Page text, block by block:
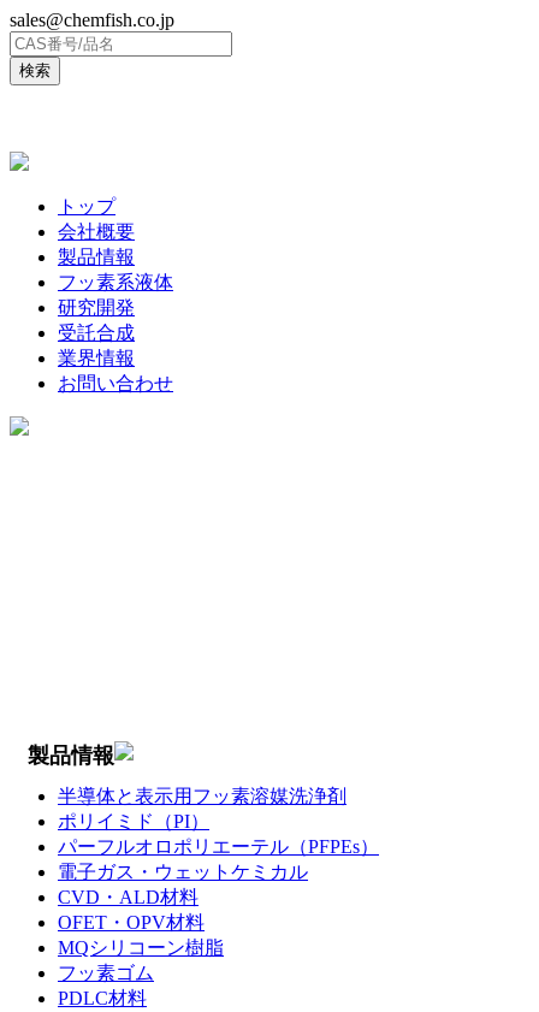
sales@chemfish.co.jp
トップ
会社概要
製品情報
フッ素系液体
研究開発
受託合成
業界情報
お問い合わせ
製品情報
半導体と表示用フッ素溶媒洗浄剤
ポリイミド（PI）
パーフルオロポリエーテル（PFPEs）
電子ガス・ウェットケミカル
CVD・ALD材料
OFET・OPV材料
MQシリコーン樹脂
フッ素ゴム
PDLC材料